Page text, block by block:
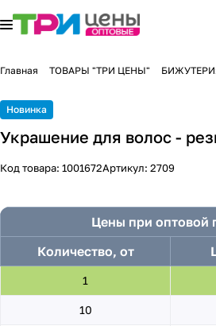
Главная ТОВАРЫ "ТРИ ЦЕНЫ"
Новинка
Украшение для волос -
Код товара: 1001672Артикул: 2709
Цены при оптовой
Количество, от
1
10